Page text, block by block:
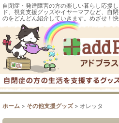
自閉症・発達障害の方の楽しい暮らし応援
ド、視覚支援グッズやイヤーマフなど、自
のをどんどん紹介していきます。めざせ！
ホーム > その他支援グッズ > オレッタ